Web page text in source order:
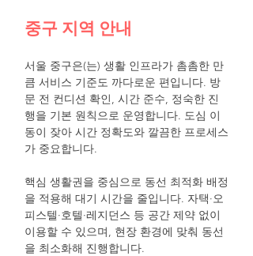
중구 지역 안내
서울 중구은(는) 생활 인프라가 촘촘한 만
큼 서비스 기준도 까다로운 편입니다. 방
문 전 컨디션 확인, 시간 준수, 정숙한 진
행을 기본 원칙으로 운영합니다. 도심 이
동이 잦아 시간 정확도와 깔끔한 프로세스
가 중요합니다.
핵심 생활권을 중심으로 동선 최적화 배정
을 적용해 대기 시간을 줄입니다. 자택·오
피스텔·호텔·레지던스 등 공간 제약 없이
이용할 수 있으며, 현장 환경에 맞춰 동선
을 최소화해 진행합니다.